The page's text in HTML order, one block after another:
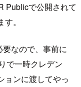
Publicで公開されて
。
なので、事前に
で一時クレデン
ョンに渡してやっ